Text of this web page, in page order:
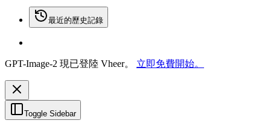
最近的歷史記錄
GPT-Image-2 現已登陸 Vheer。 立即免費開始。
Toggle Sidebar